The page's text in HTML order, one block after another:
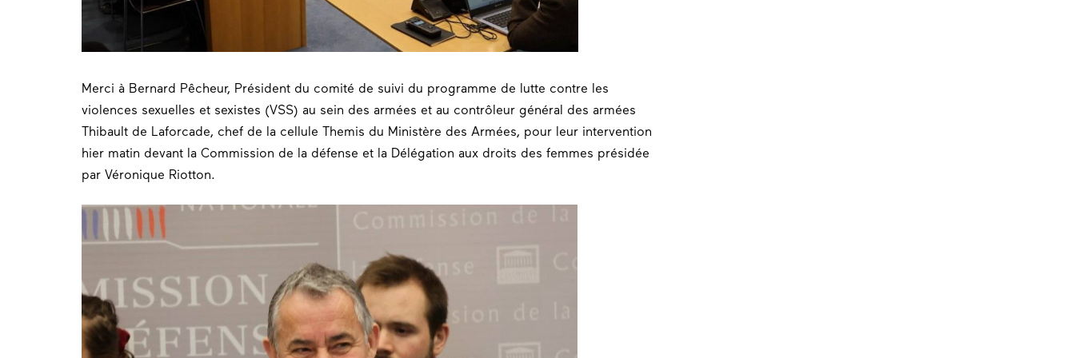
Merci à Bernard Pêcheur, Président du comité de suivi du programme de lutte contre les
violences sexuelles et sexistes (VSS) au sein des armées et au contrôleur général des armées
Thibault de Laforcade, chef de la cellule Themis du Ministère des Armées, pour leur intervention
hier matin devant la Commission de la défense et la Délégation aux droits des femmes présidée
par Véronique Riotton.